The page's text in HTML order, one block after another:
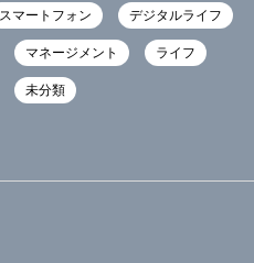
スマートフォン デジタルライフ
マネージメント ライフ
未分類